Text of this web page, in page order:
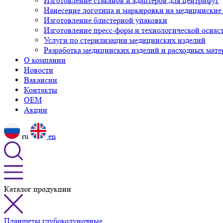
Нанесение логотипа и маркировки на медицинские
Изготовление блистерной упаковки
Изготовление пресс-форм и технологической
Услуги по стерилизации медицинских изделий
Разработка медицинских изделий и расходных
О компании
Новости
Вакансии
Контакты
OEM
Акции
ru en
Каталог продукции
Планшеты глубоколуночные